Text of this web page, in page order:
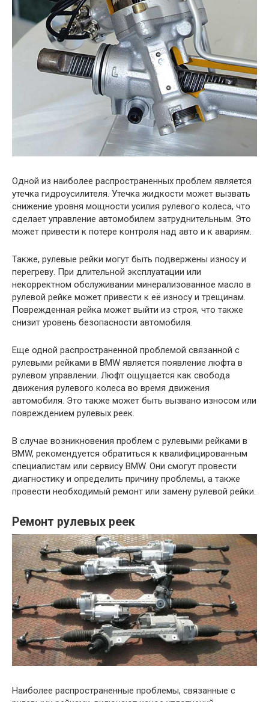
Одной из наиболее распространенных проблем является
утечка гидроусилителя. Утечка жидкости может вызвать
снижение уровня мощности усилия рулевого колеса, что
сделает управление автомобилем затруднительным. Это
может привести к потере контроля над авто и к авариям.
Также, рулевые рейки могут быть подвержены износу и
перегреву. При длительной эксплуатации или
некорректном обслуживании минерализованное масло в
рулевой рейке может привести к её износу и трещинам.
Поврежденная рейка может выйти из строя, что также
снизит уровень безопасности автомобиля.
Еще одной распространенной проблемой связанной с
рулевыми рейками в BMW является появление люфта в
рулевом управлении. Люфт ощущается как свобода
движения рулевого колеса во время движения
автомобиля. Это также может быть вызвано износом или
повреждением рулевых реек.
В случае возникновения проблем с рулевыми рейками в
BMW, рекомендуется обратиться к квалифицированным
специалистам или сервису BMW. Они смогут провести
диагностику и определить причину проблемы, а также
провести необходимый ремонт или замену рулевой рейки.
Ремонт рулевых реек
Наиболее распространенные проблемы, связанные с